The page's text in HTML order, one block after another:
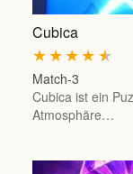
Cubica
★
★
★
★
★
Match-3
Cubica ist ein
Atmosphäre…